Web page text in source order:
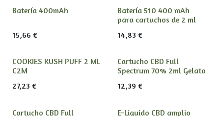
Batería 400mAh
15,66 €
Batería 510 400 mAh
para cartuchos de 2 ml
14,83 €
COOKIES KUSH PUFF 2 ML
C2M
27,23 €
Cartucho CBD Full
Spectrum 70% 2ml Gelato
12,39 €
Cartucho CBD Full
E-Liquido CBD amplio